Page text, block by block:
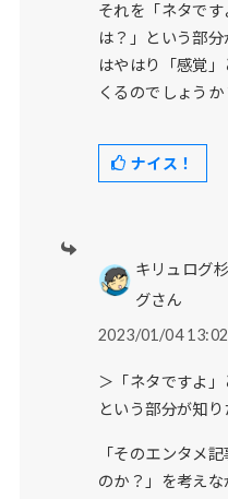
それを「ネタで
は？」という部
はやはり「感覚
くるのでしょうか
ナイス！
キリュログ
グさん
2023/01/04 13:02
＞「ネタですよ」
という部分が知り
「そのエンタメ
のか？」を考え